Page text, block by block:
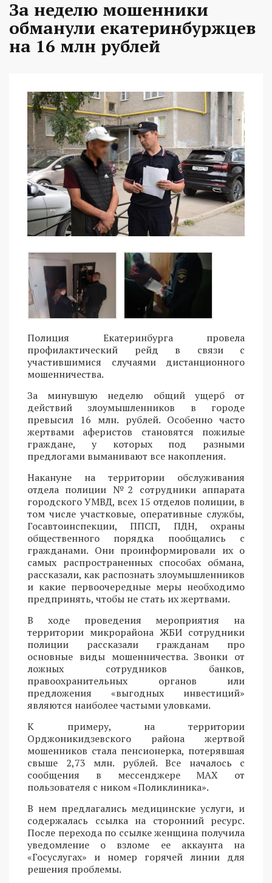
За неделю мошенники
обманули екатеринбуржцев
на 16 млн рублей
Полиция Екатеринбурга провела
профилактический рейд в связи с
участившимися случаями дистанционного
мошенничества.
За минувшую неделю общий ущерб от
действий злоумышленников в городе
превысил 16 млн. рублей. Особенно часто
жертвами аферистов становятся пожилые
граждане, у которых под разными
предлогами выманивают все накопления.
Накануне на территории обслуживания
отдела полиции №2 сотрудники аппарата
городского УМВД, всех 15 отделов полиции, в
том числе участковые, оперативные службы,
Госавтоинспекции, ППСП, ПДН, охраны
общественного порядка пообщались с
гражданами. Они проинформировали их о
самых распространенных способах обмана,
рассказали, как распознать злоумышленников
и какие первоочередные меры необходимо
предпринять, чтобы не стать их жертвами.
В ходе проведения мероприятия на
территории микрорайона ЖБИ сотрудники
полиции рассказали гражданам про
основные виды мошенничества. Звонки от
ложных сотрудников банков,
правоохранительных органов или
предложения «выгодных инвестиций»
являются наиболее частыми уловками.
К примеру, на территории
Орджоникидзевского района жертвой
мошенников стала пенсионерка, потерявшая
свыше 2,73 млн. рублей. Все началось с
сообщения в мессенджере MAX от
пользователя с ником «Поликлиника».
В нем предлагались медицинские услуги, и
содержалась ссылка на сторонний ресурс.
После перехода по ссылке женщина получила
уведомление о взломе ее аккаунта на
«Госуслугах» и номер горячей линии для
решения проблемы.